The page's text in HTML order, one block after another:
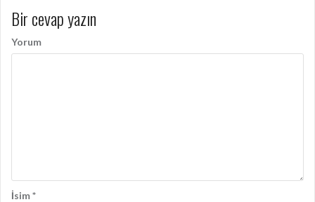
d
o
l
ı
Bir cevap yazın
Yorum
İsim*